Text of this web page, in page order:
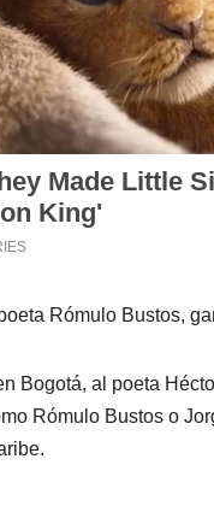
Rómulo Bustos,
Bogotá, al poeta
Rómulo Bustos o